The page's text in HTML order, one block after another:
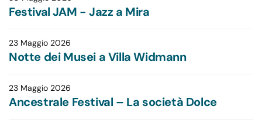
Festival JAM - Jazz a Mira
23 Maggio 2026
Notte dei Musei a Villa Widmann
23 Maggio 2026
Ancestrale Festival – La società Dolce